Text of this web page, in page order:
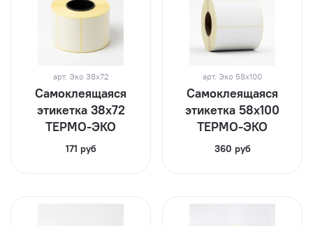
арт. Эко 38х72
Самоклеящаяся
этикетка 38х72
ТЕРМО-ЭКО
171 руб
арт. Эко 58х100
Самоклеящаяся
этикетка 58х100
ТЕРМО-ЭКО
360 руб